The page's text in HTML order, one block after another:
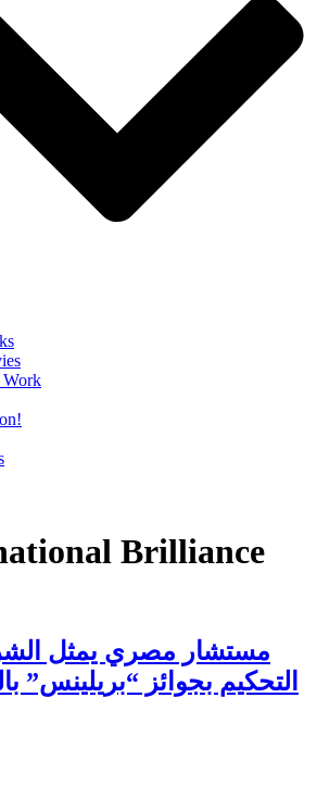
Work
Brilliance
مستشار مصري يمثل
التحكيم بجوائز “بريلينس”